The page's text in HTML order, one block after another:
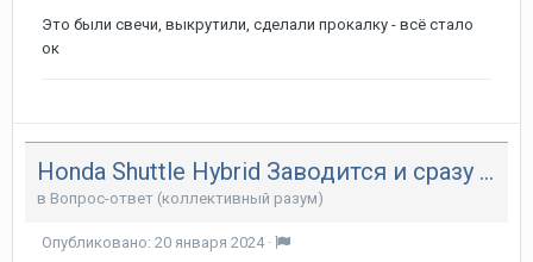
Это были свечи, выкрутили, сделали прокалку - всё стало
ок
Honda Shuttle Hybrid Заводится и сразу глохнет
в Вопрос-ответ (коллективный разум)
Опубликовано: 20 января 2024·